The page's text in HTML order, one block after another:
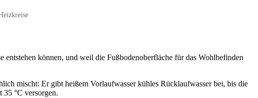
können, und weil die Fußbodenoberfläche für das Wohlbefinden
mischt: Er gibt heißem Vorlaufwasser kühles Rücklaufwasser bei, bis die
35 °C versorgen.